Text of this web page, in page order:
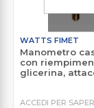
WATTS FIMET
Manometro
con
glicerina,
ACCEDI PER